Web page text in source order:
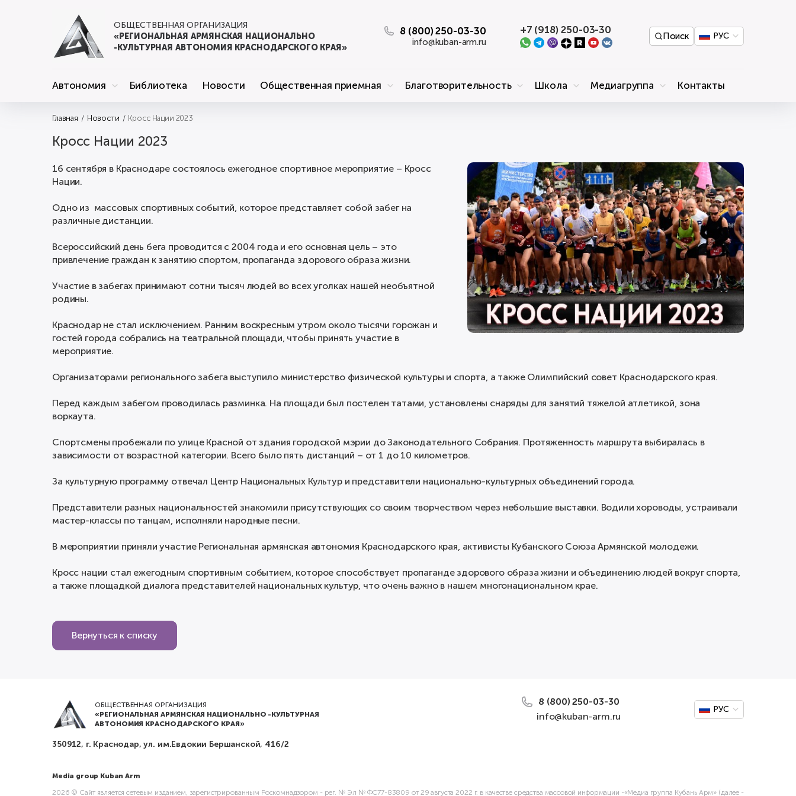
ОБЩЕСТВЕННАЯ ОРГАНИЗАЦИЯ
«РЕГИОНАЛЬНАЯ АРМЯНСКАЯ НАЦИОНАЛЬНО
-КУЛЬТУРНАЯ АВТОНОМИЯ КРАСНОДАРСКОГО КРАЯ»
8 (800) 250-03-30
info@kuban-arm.ru
+7 (918) 250-03-30
Поиск РУС
Автономия Библиотека Новости Общественная приемная Благотворительность Школа Медиагруппа Контакты
Главная Новости Кросс Нации 2023
Кросс Нации 2023
16 сентября в Краснодаре состоялось ежегодное спортивное мероприятие – Кросс
Нации.
Одно из массовых спортивных событий, которое представляет собой забег на
различные дистанции.
Всероссийский день бега проводится с 2004 года и его основная цель – это
привлечение граждан к занятию спортом, пропаганда здорового образа жизни.
Участие в забегах принимают сотни тысяч людей во всех уголках нашей необъятной
родины.
Краснодар не стал исключением. Ранним воскресным утром около тысячи горожан и
гостей города собрались на театральной площади, чтобы принять участие в
мероприятие.
Организаторами регионального забега выступило министерство физической культуры и спорта, а также Олимпийский совет Краснодарского края.
Перед каждым забегом проводилась разминка. На площади был постелен татами, установлены снаряды для занятий тяжелой атлетикой, зона
воркаута.
Спортсмены пробежали по улице Красной от здания городской мэрии до Законодательного Собрания. Протяженность маршрута выбиралась в
зависимости от возрастной категории. Всего было пять дистанций – от 1 до 10 километров.
За культурную программу отвечал Центр Национальных Культур и представители национально-культурных объединений города.
Представители разных национальностей знакомили присутствующих со своим творчеством через небольшие выставки. Водили хороводы, устраивали
мастер-классы по танцам, исполняли народные песни.
В мероприятии приняли участие Региональная армянская автономия Краснодарского края, активисты Кубанского Союза Армянской молодежи.
Кросс нации стал ежегодным спортивным событием, которое способствует пропаганде здорового образа жизни и объединению людей вокруг спорта,
а также площадкой диалога представителей национальных культур, что очень важно в нашем многонациональном крае.
Вернуться к списку
ОБЩЕСТВЕННАЯ ОРГАНИЗАЦИЯ
«РЕГИОНАЛЬНАЯ АРМЯНСКАЯ НАЦИОНАЛЬНО -КУЛЬТУРНАЯ
АВТОНОМИЯ КРАСНОДАРСКОГО КРАЯ»
350912, г. Краснодар, ул. им.Евдокии Бершанской, 416/2
8 (800) 250-03-30
info@kuban-arm.ru
РУС
Media group Kuban Arm
2026 © Сайт является сетевым изданием, зарегистрированным Роскомнадзором - рег. № Эл № ФС77-83809 от 29 августа 2022 г. в качестве средства массовой информации -«Медиа группа Кубань Арм» (далее -